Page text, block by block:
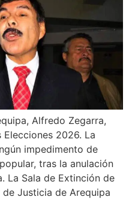
Alfredo Zegarra,
2026. La
impedimento de
tras la anulación
La Sala de Extinción de
Justicia de Arequipa